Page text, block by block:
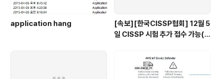
application hang
[속보][한국CISSP협회] 12월 5
일 CISSP 시험 추가 접수 가능(1